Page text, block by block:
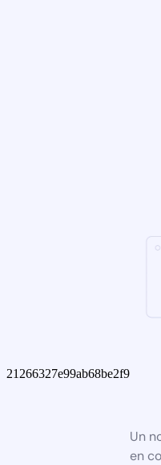
21266327e99ab68be2f9
Un
en